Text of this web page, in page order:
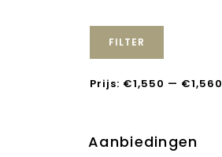
FILTER
Prijs: €1,550 — €1,560
Aanbiedingen